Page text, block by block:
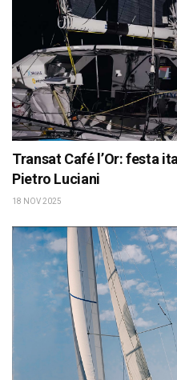
Transat Café l’Or: festa
Pietro Luciani
18 NOV 2025